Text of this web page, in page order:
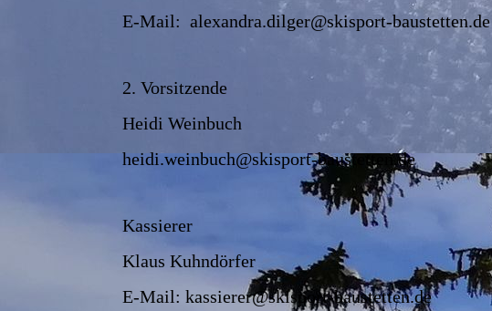
E-Mail: alexandra.dilger@skisport-baustetten.de
2. Vorsitzende
Heidi Weinbuch
heidi.weinbuch@skisport-baustetten.de
Kassierer
Klaus Kuhndörfer
E-Mail: kassierer@skisport-baustetten.de